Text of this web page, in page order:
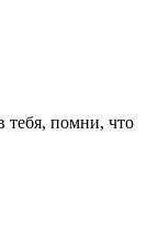
тебя, помни, что